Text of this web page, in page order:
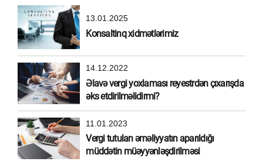
13.01.2025
Konsaltinq xidmətlərimiz
14.12.2022
Əlavə vergi yoxlaması reyestrdən çıxarışda
əks etdirilməlidirmi?
11.01.2023
Vergi tutulan əməliyyatın aparıldığı
müddətin müəyyənləşdirilməsi